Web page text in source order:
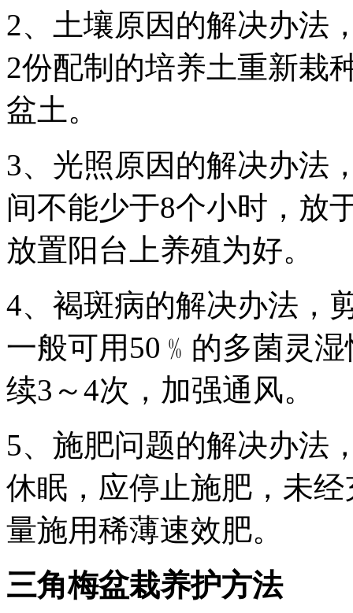
2、土壤原因的解决办法
2份配制的培养土重新栽
盆土。
3、光照原因的解决办法
间不能少于8个小时，放
放置阳台上养殖为好。
4、褐斑病的解决办法，
一般可用50﹪的多菌灵
续3～4次，加强通风。
5、施肥问题的解决办法
休眠，应停止施肥，未
量施用稀薄速效肥。
三角梅盆栽养护方法